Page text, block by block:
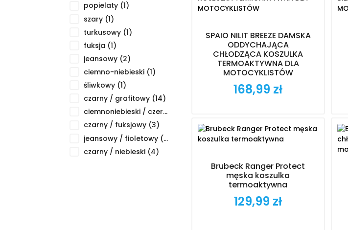
popielaty (1)
szary (1)
turkusowy (1)
fuksja (1)
jeansowy (2)
ciemno-niebieski (1)
śliwkowy (1)
czarny / grafitowy (14)
ciemnoniebieski / czerwony
czarny / fuksjowy (3)
jeansowy / fioletowy (3)
czarny / niebieski (4)
SPAIO NILIT BREEZE DAMSKA
ODDYCHAJĄCA
CHŁODZĄCA KOSZULKA
TERMOAKTYWNA DLA
MOTOCYKLISTÓW
Cena
168,99 zł
Brubeck Ranger Protect
męska koszulka
termoaktywna
Cena
129,99 zł